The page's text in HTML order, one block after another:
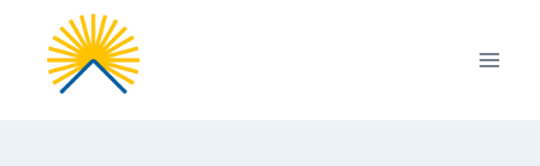
Przejdź
treści